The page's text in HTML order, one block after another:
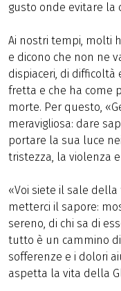
gusto onde evitare la
Ai nostri tempi, molti
e dicono che non ne
dispiaceri, di difficoltà
fretta e che ha come
morte. Per questo,
meravigliosa: dare
portare la sua luce
tristezza, la violenza
«Voi siete il sale della
metterci il sapore:
sereno, di chi sa di
tutto è un cammino
sofferenze e i dolori
aspetta la vita della